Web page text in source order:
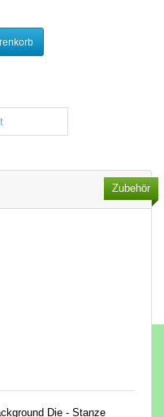
Zubehör
Die - Stanze